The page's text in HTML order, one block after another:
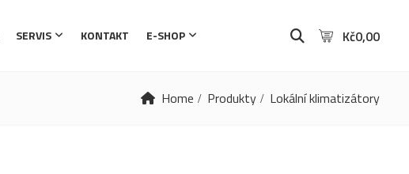
SERVIS KONTAKT E-SHOP Kč0,00
Home Produkty Lokální klimatizátory